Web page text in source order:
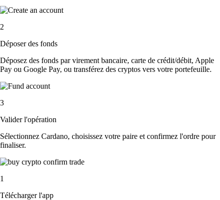
2
Déposer des fonds
Déposez des fonds par virement bancaire, carte de crédit/débit, Apple
Pay ou Google Pay, ou transférez des cryptos vers votre portefeuille.
3
Valider l'opération
Sélectionnez Cardano, choisissez votre paire et confirmez l'ordre pour
finaliser.
1
Télécharger l'app